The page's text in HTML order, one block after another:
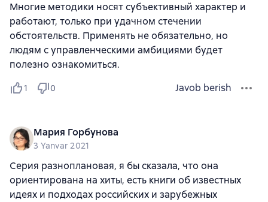
Многие методики носят субъективный характер и
работают, только при удачном стечении
обстоятельств. Применять не обязательно, но
людям с управленческими амбициями будет
полезно ознакомиться.
1 0 Javob berish
Мария Горбунова
3 Yanvar 2021
Серия разноплановая, я бы сказала, что она
ориентирована на хиты, есть книги об известных
идеях и подходах российских и зарубежных